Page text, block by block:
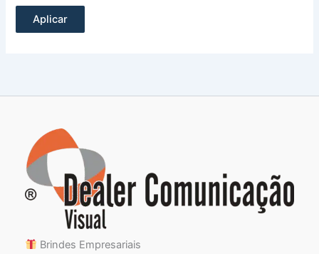
Aplicar
Brindes Empresariais